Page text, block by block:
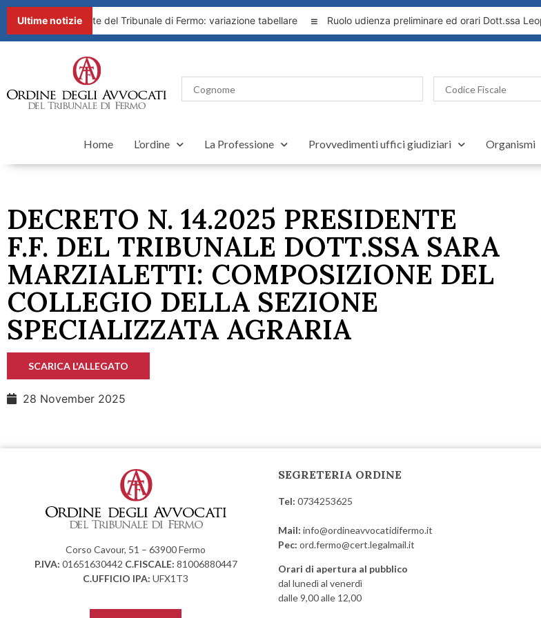
Ultime notizie
del Presidente del Tribunale di Fermo: variazione tabellare Ruolo udienza preliminare ed orari Dott.ssa
Home L’ordine La Professione Provvedimenti uffici giudiziari Organismi
DECRETO N. 14.2025 PRESIDENTE
F.F. DEL TRIBUNALE DOTT.SSA SARA
MARZIALETTI: COMPOSIZIONE DEL
COLLEGIO DELLA SEZIONE
SPECIALIZZATA AGRARIA
SCARICA L'ALLEGATO
28 November 2025
Corso Cavour, 51 – 63900 Fermo
P.IVA: 01651630442 C.FISCALE: 81006880447
C.UFFICIO IPA: UFX1T3
SEGRETERIA ORDINE
Tel: 0734253625
Mail: info@ordineavvocatidifermo.it
Pec: ord.fermo@cert.legalmail.it
Orari di apertura al pubblico
dal lunedì al venerdì
dalle 9,00 alle 12,00